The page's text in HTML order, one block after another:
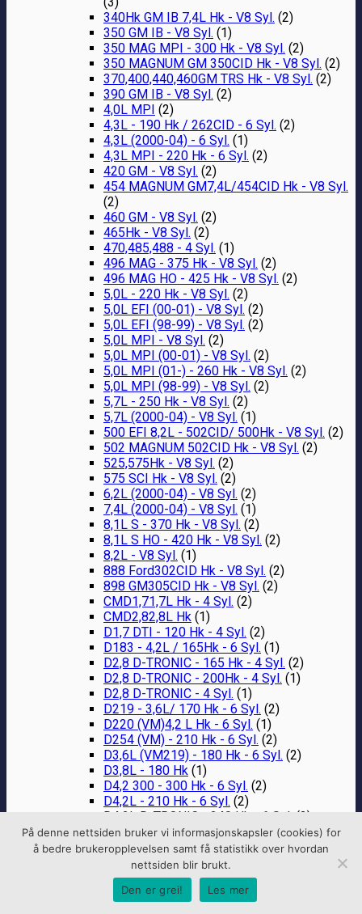
340Hk GM IB 7,4L Hk - V8 Syl. (2)
350 GM IB - V8 Syl. (1)
350 MAG MPI - 300 Hk - V8 Syl. (2)
350 MAGNUM GM 350CID Hk - V8 Syl. (2)
370,400,440,460GM TRS Hk - V8 Syl. (2)
390 GM IB - V8 Syl. (2)
4,0L MPI (2)
4,3L - 190 Hk / 262CID - 6 Syl. (2)
4,3L (2000-04) - 6 Syl. (1)
4,3L MPI - 220 Hk - 6 Syl. (2)
420 GM - V8 Syl. (2)
454 MAGNUM GM7,4L/454CID Hk - V8 Syl.
(2)
460 GM - V8 Syl. (2)
465Hk - V8 Syl. (2)
470,485,488 - 4 Syl. (1)
496 MAG - 375 Hk - V8 Syl. (2)
496 MAG HO - 425 Hk - V8 Syl. (2)
5,0L - 220 Hk - V8 Syl. (2)
5,0L EFI (00-01) - V8 Syl. (2)
5,0L EFI (98-99) - V8 Syl. (2)
5,0L MPI - V8 Syl. (2)
5,0L MPI (00-01) - V8 Syl. (2)
5,0L MPI (01-) - 260 Hk - V8 Syl. (2)
5,0L MPI (98-99) - V8 Syl. (2)
5,7L - 250 Hk - V8 Syl. (2)
5,7L (2000-04) - V8 Syl. (1)
500 EFI 8,2L - 502CID/ 500Hk - V8 Syl. (2)
502 MAGNUM 502CID Hk - V8 Syl. (2)
525,575Hk - V8 Syl. (2)
575 SCI Hk - V8 Syl. (2)
6,2L (2000-04) - V8 Syl. (2)
7,4L (2000-04) - V8 Syl. (1)
8,1L S - 370 Hk - V8 Syl. (2)
8,1L S HO - 420 Hk - V8 Syl. (2)
8,2L - V8 Syl. (1)
888 Ford302CID Hk - V8 Syl. (2)
898 GM305CID Hk - V8 Syl. (2)
CMD1,71,7L Hk - 4 Syl. (2)
CMD2,82,8L Hk (1)
D1,7 DTI - 120 Hk - 4 Syl. (2)
D183 - 4,2L / 165Hk - 6 Syl. (1)
D2,8 D-TRONIC - 165 Hk - 4 Syl. (2)
D2,8 D-TRONIC - 200Hk - 4 Syl. (1)
D2,8 D-TRONIC - 4 Syl. (1)
D219 - 3,6L/ 170 Hk - 6 Syl. (2)
D220 (VM)4,2 L Hk - 6 Syl. (1)
D254 (VM) - 210 Hk - 6 Syl. (2)
D3,6L (VM219) - 180 Hk - 6 Syl. (2)
D3,8L - 180 Hk (1)
D4,2 300 - 300 Hk - 6 Syl. (2)
D4,2L - 210 Hk - 6 Syl. (2)
D4,2L D-TRONIC - 240 Hk - 6 Syl. (2)
D4,2LD - 200 Hk - 6 Syl. (1)
D7,3L - V8 Syl. (2)
D7,3L D-TRONIC - 262 Hk - V8 Syl.
MCM 502 8,2L - 380 Hk - V8 Syl.
MX 6,2 MPI - 320 Hk - V8 Syl.
På denne nettsiden bruker vi informasjonskapsler (cookies) for
å bedre brukeropplevelsen samt få statistikk over hvordan
nettsiden blir brukt.
Den er grei!
Les mer